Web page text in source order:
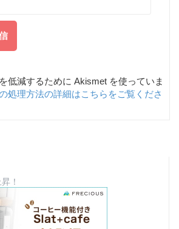
低減するために Akismet を使っていま
処理方法の詳細はこちらをご覧くださ
！